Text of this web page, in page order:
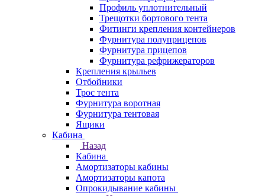
Профиль уплотнительный
Трещотки бортового тента
Фитинги крепления контейнеров
Фурнитура полуприцепов
Фурнитура прицепов
Фурнитура рефрижераторов
Крепления крыльев
Отбойники
Трос тента
Фурнитура воротная
Фурнитура тентовая
Ящики
Кабина
Назад
Кабина
Амортизаторы кабины
Амортизаторы капота
Опрокидывание кабины